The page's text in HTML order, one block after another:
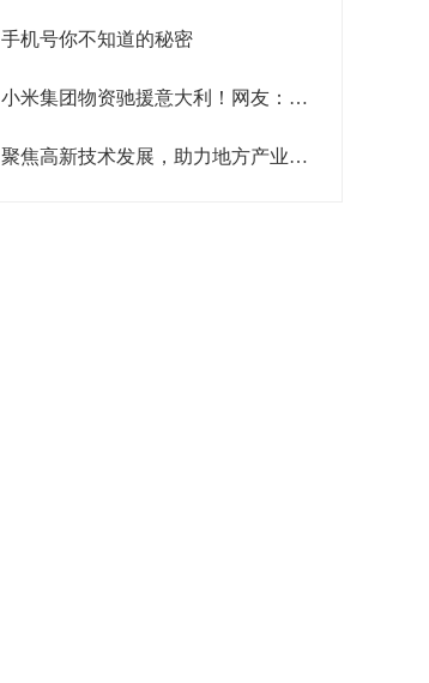
手机号你不知道的秘密
小米集团物资驰援意大利！网友：用行动诠释命运共同体
聚焦高新技术发展，助力地方产业脱贫